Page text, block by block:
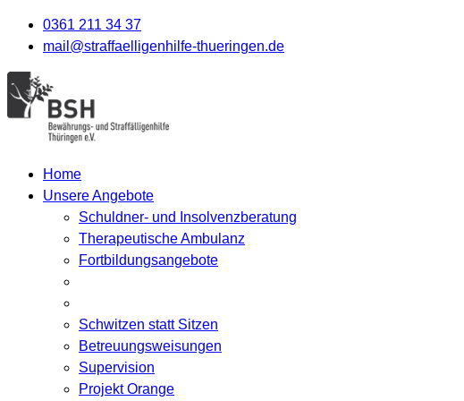
0361 211 34 37
mail@straffaelligenhilfe-thueringen.de
Home
Unsere Angebote
Schuldner- und Insolvenzberatung
Therapeutische Ambulanz
Fortbildungsangebote
Schwitzen statt Sitzen
Betreuungsweisungen
Supervision
Projekt Orange